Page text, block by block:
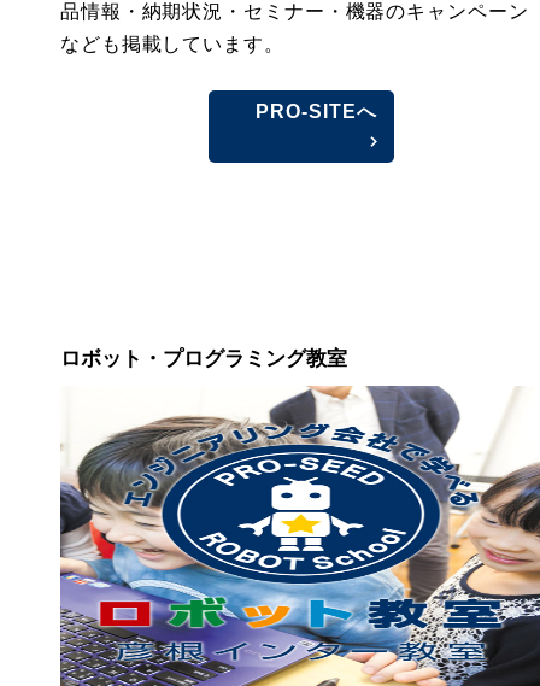
品情報・納期状況・セミナー・機器のキャンペーン
なども掲載しています。
PRO-SITEへ
ロボット・プログラミング教室